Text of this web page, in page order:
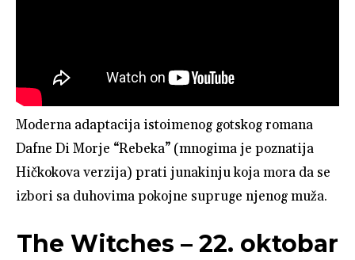
Moderna adaptacija istoimenog gotskog romana
Dafne Di Morje “Rebeka” (mnogima je poznatija
Hičkokova verzija) prati junakinju koja mora da se
izbori sa duhovima pokojne supruge njenog muža.
The Witches – 22. oktobar